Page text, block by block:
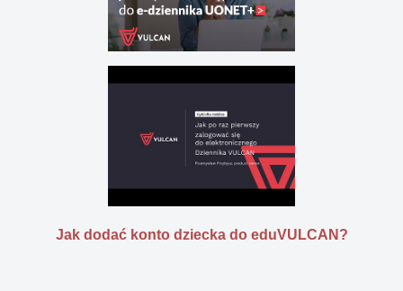
Jak dodać konto dziecka do eduVULCAN?